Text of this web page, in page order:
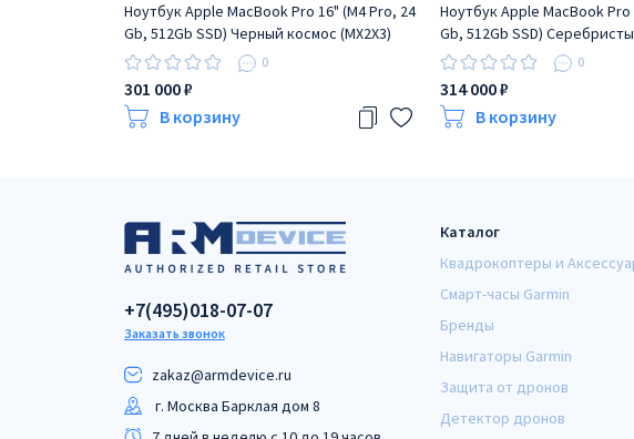
Ноутбук Apple MacBook Pro 16" (M4 Pro, 24
Gb, 512Gb SSD) Черный космос (MX2X3)
0
301 000 ₽
В корзину
Ноутбук Apple MacBook Pro
Gb, 512Gb SSD)
0
314 000 ₽
В корзину
+7(495)018-07-07
Заказать звонок
zakaz@armdeviсe.ru
г. Москва Барклая дом 8
Каталог
Квадрокоптеры и
Смарт-часы Garmin
Бренды
Навигаторы Garmin
Защита от дронов
Детектор дронов